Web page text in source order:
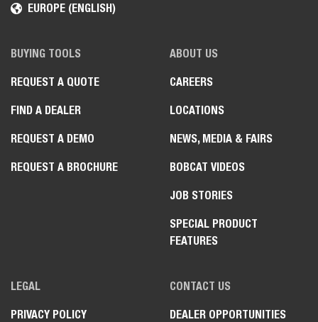
EUROPE (ENGLISH)
BUYING TOOLS
REQUEST A QUOTE
FIND A DEALER
REQUEST A DEMO
REQUEST A BROCHURE
ABOUT US
CAREERS
LOCATIONS
NEWS, MEDIA & FAIRS
BOBCAT VIDEOS
JOB STORIES
SPECIAL PRODUCT
FEATURES
LEGAL
PRIVACY POLICY
CONTACT US
DEALER OPPORTUNITIES